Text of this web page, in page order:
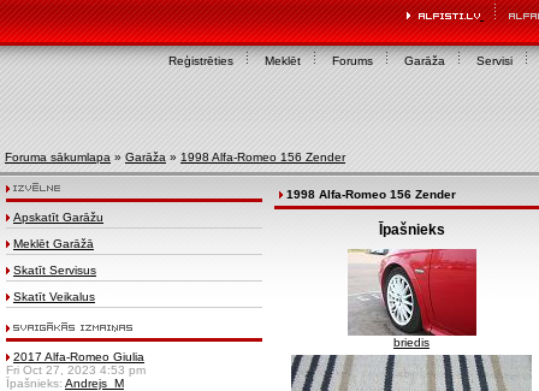
Reģistrēties Meklēt Forums Garāža Servisi
Foruma sākumlapa » Garāža » 1998 Alfa-Romeo 156 Zender
Apskatīt Garāžu
Meklēt Garāžā
Skatīt Servisus
Skatīt Veikalus
2017 Alfa-Romeo Giulia
Fri Oct 27, 2023 4:53 pm
Īpašnieks: Andrejs_M
1998 Alfa-Romeo 156 Zender
Īpašnieks
briedis